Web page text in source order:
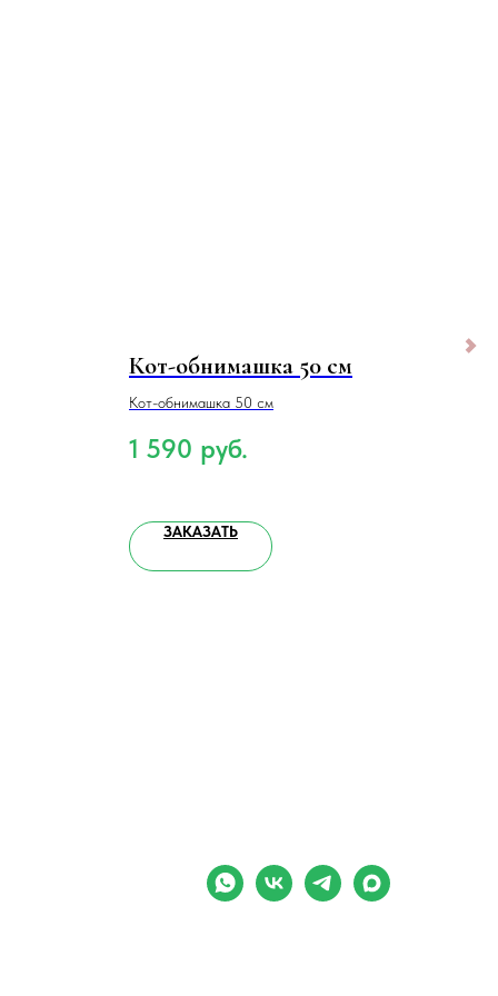
Кот-обнимашка 50 см
Кот-обнимашка 50 см
1 590 руб.
ЗАКАЗАТЬ